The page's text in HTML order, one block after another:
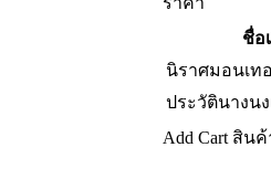
ชื่อ
นิราศมอนเทอ
ประวัตินางน
Add Cart สิน